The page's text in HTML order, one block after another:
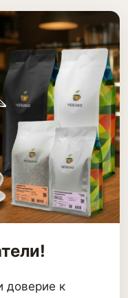
доверие к